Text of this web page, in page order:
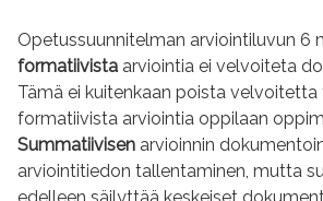
Opetussuunnitelman arviointiluvun 6
formatiivista arviointia ei velvoiteta
Tämä ei kuitenkaan poista
formatiivista arviointia oppilaan
Summatiivisen arvioinnin
arviointitiedon tallentaminen, mutta